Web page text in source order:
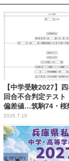
【中学受験2027】
回合不合判定テスト
偏差値…筑駒74・桜
2026.7.10